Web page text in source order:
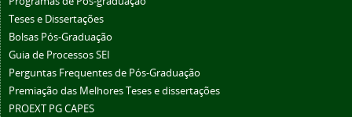
Teses e Dissertações
Bolsas Pós-Graduação
Guia de Processos SEI
Perguntas Frequentes de Pós-Graduação
Premiação das Melhores Teses e dissertações
PROEXT PG CAPES